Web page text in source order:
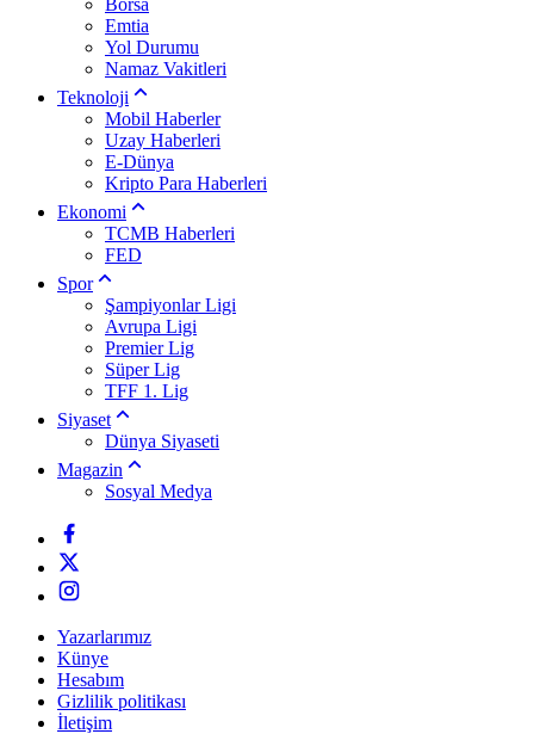
Borsa
Emtia
Yol Durumu
Namaz Vakitleri
Teknoloji
Mobil Haberler
Uzay Haberleri
E-Dünya
Kripto Para Haberleri
Ekonomi
TCMB Haberleri
FED
Spor
Şampiyonlar Ligi
Avrupa Ligi
Premier Lig
Süper Lig
TFF 1. Lig
Siyaset
Dünya Siyaseti
Magazin
Sosyal Medya
Yazarlarımız
Künye
Hesabım
Gizlilik politikası
İletişim